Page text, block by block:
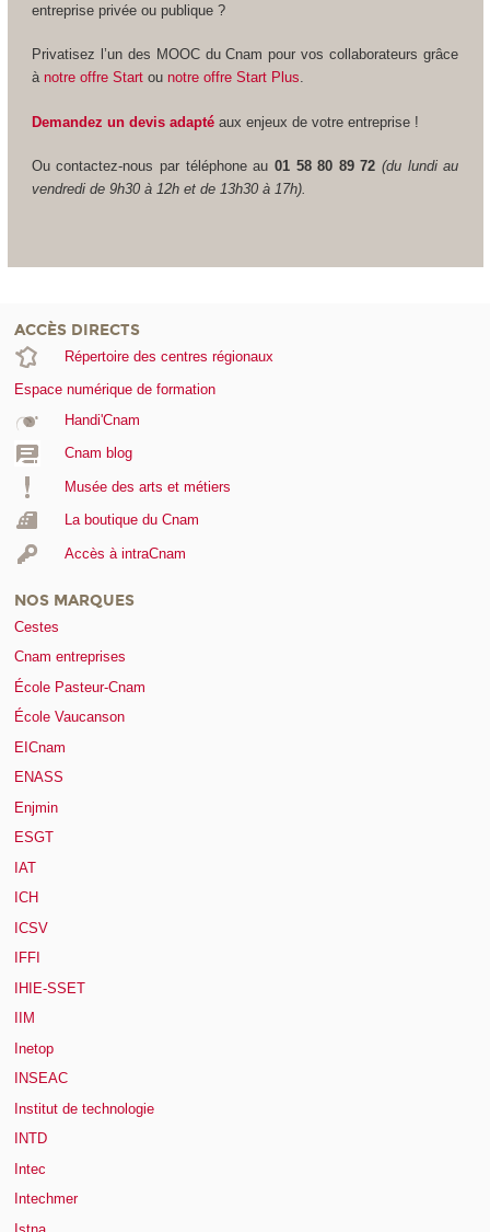
entreprise privée ou publique ?
Privatisez l’un des MOOCdu Cnam pour vos collaborateurs grâce
à notre offre Start ou notre offre Start Plus.
Demandez un devis adapté aux enjeux de votre entreprise !
Ou contactez-nous par téléphone au 01 58 80 89 72 (du lundi au
vendredi de 9h30 à 12h et de 13h30 à 17h).
ACCÈS DIRECTS
Répertoire des centres régionaux
Espace numérique de formation
Handi'Cnam
Cnam blog
Musée des arts et métiers
La boutique du Cnam
Accès à intraCnam
NOS MARQUES
Cestes
Cnam entreprises
École Pasteur-Cnam
École Vaucanson
EICnam
ENASS
Enjmin
ESGT
IAT
ICH
ICSV
IFFI
IHIE-SSET
IIM
Inetop
INSEAC
Institut de technologie
INTD
Intec
Intechmer